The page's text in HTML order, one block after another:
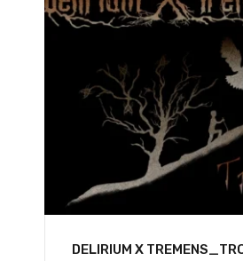
DELIRIUM X